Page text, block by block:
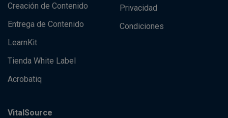
Creación de Contenido
Entrega de Contenido
LearnKit
Tienda White Label
Acrobatiq
Privacidad
Condiciones
VitalSource